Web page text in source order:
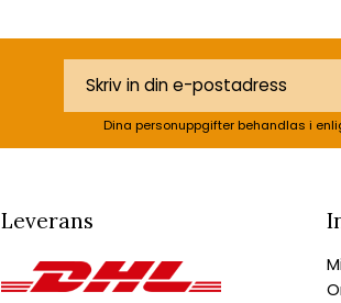
Dina personuppgifter behandlas i
Leverans